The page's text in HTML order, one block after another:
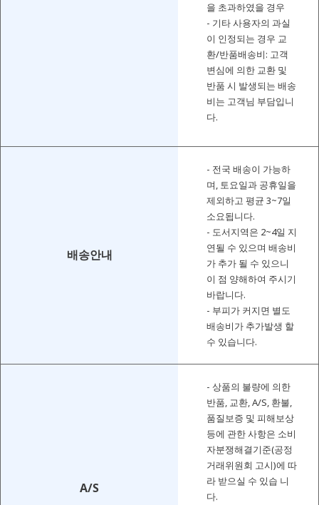
을 초과하였을 경우
- 기타 사용자의 과실
이 인정되는 경우 교
환/반품배송비: 고객
변심에 의한 교환 및
반품 시 발생되는 배송
비는 고객님 부담입니
다.
배송안내
- 전국 배송이 가능하
며, 토요일과 공휴일을
제외하고 평균 3~7일
소요됩니다.
- 도서지역은 2~4일 지
연될 수 있으며 배송비
가 추가 될 수 있으니
이 점 양해하여 주시기
바랍니다.
- 부피가 커지면 별도
배송비가 추가발생 할
수 있습니다.
A/S
- 상품의 불량에 의한
반품, 교환, A/S, 환불,
품질보증 및 피해보상
등에 관한 사항은 소비
자분쟁해결기준(공정
거래위원회 고시)에 따
라 받으실 수 있습 니
다.